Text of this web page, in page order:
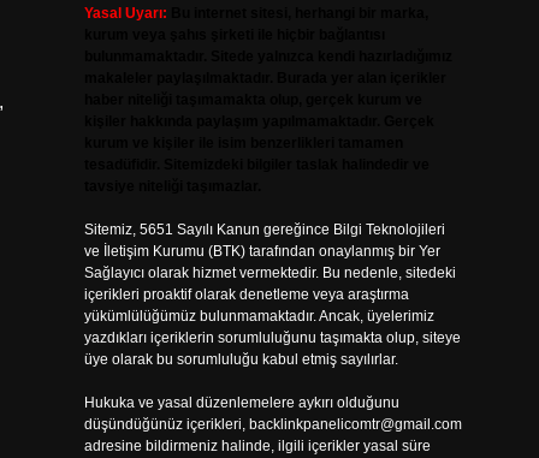
Yasal Uyarı:
Sitemiz, 5651 Sayılı Kanun gereğince Bilgi Teknolojileri
ve İletişim Kurumu (BTK) tarafından onaylanmış bir Yer
Sağlayıcı olarak hizmet vermektedir. Bu nedenle, sitedeki
içerikleri proaktif olarak denetleme veya araştırma
yükümlülüğümüz bulunmamaktadır. Ancak, üyelerimiz
yazdıkları içeriklerin sorumluluğunu taşımakta olup, siteye
üye olarak bu sorumluluğu kabul etmiş sayılırlar.
Hukuka ve yasal düzenlemelere aykırı olduğunu
düşündüğünüz içerikleri, backlinkpanelicomtr@gmail.com
adresine bildirmeniz halinde, ilgili içerikler yasal süre